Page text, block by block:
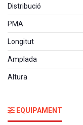
Distribució
PMA
Longitut
Amplada
Altura
EQUIPAMENT